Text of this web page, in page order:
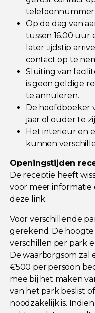
telefoonnummer:
Op de dag van
tussen 16.00 uur
later tijdstip
contact op te
Sluiting van
is geen geldige
te annuleren.
De hoofdboeker
jaar of ouder te
Het interieur en
kunnen
Openingstijden
De receptie heeft
voor meer informatie
deze link.
Voor verschillende
gerekend. De
verschillen per park
De waarborgsom zal
€500 per persoon
mee bij het maken
van het park beslist
noodzakelijk is.